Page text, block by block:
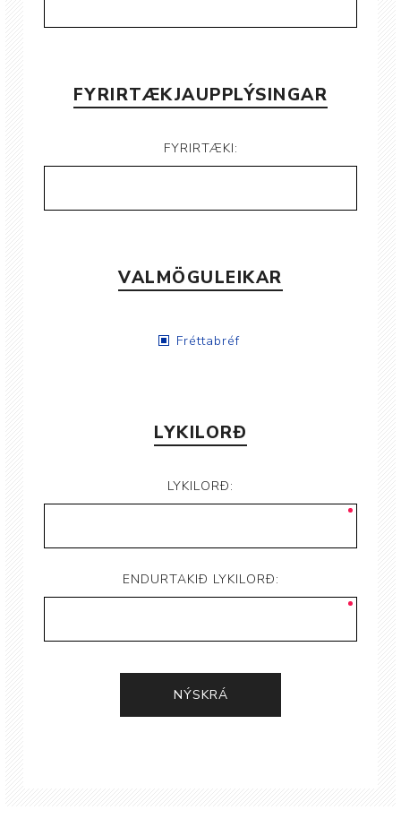
FYRIRTÆKJAUPPLÝSINGAR
FYRIRTÆKI:
VALMÖGULEIKAR
Fréttabréf
LYKILORÐ
LYKILORÐ:
ENDURTAKIÐ LYKILORÐ: